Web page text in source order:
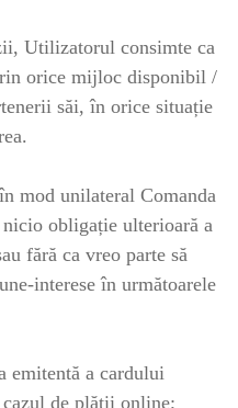
Utilizatorul consimte ca
orice mijloc disponibil /
săi, în orice situație
mod unilateral Comanda
obligație ulterioară a
fără ca vreo parte să
interese în următoarele
emitentă a cardului
de plății online;